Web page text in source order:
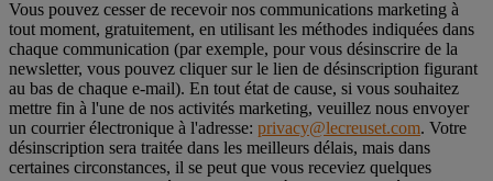
Vous pouvez cesser de recevoir nos communications marketing à
tout moment, gratuitement, en utilisant les méthodes indiquées dans
chaque communication (par exemple, pour vous désinscrire de la
newsletter, vous pouvez cliquer sur le lien de désinscription figurant
au bas de chaque e-mail). En tout état de cause, si vous souhaitez
mettre fin à l'une de nos activités marketing, veuillez nous envoyer
un courrier électronique à l'adresse: privacy@lecreuset.com. Votre
désinscription sera traitée dans les meilleurs délais, mais dans
certaines circonstances, il se peut que vous receviez quelques